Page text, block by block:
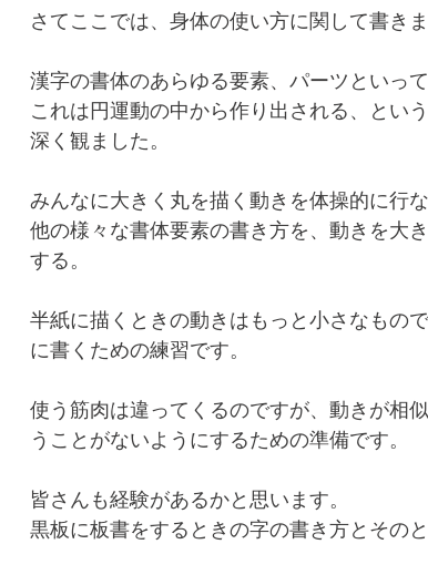
さてここでは、身体の使い方に関して書きま
漢字の書体のあらゆる要素、パーツといっ
これは円運動の中から作り出される、とい
深く観ました。
みんなに大きく丸を描く動きを体操的に行
他の様々な書体要素の書き方を、動きを大
する。
半紙に描くときの動きはもっと小さなもの
に書くための練習です。
使う筋肉は違ってくるのですが、動きが相
うことがないようにするための準備です。
皆さんも経験があるかと思います。
黒板に板書をするときの字の書き方とそのと